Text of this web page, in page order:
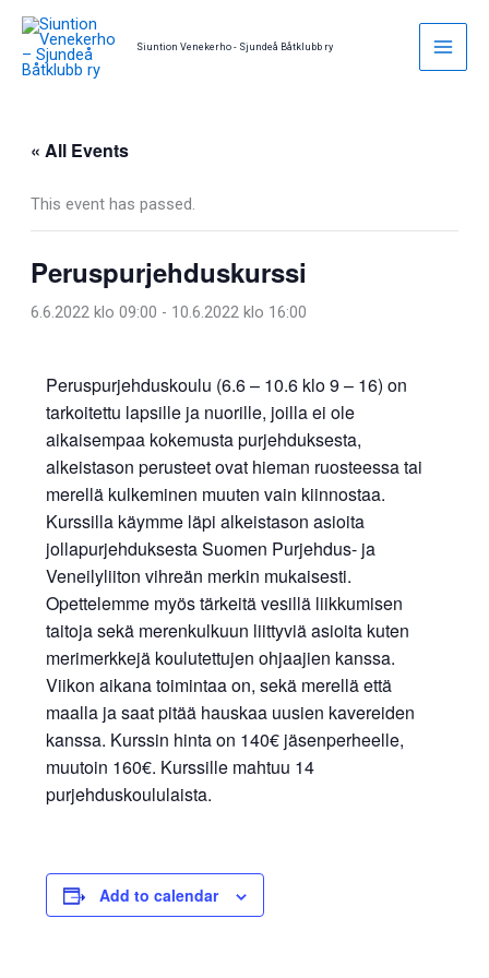
Skip
content
Siuntion Venekerho - Sjundeå Båtklubb ry
« All Events
This event has passed.
Peruspurjehduskurssi
6.6.2022 klo 09:00 - 10.6.2022 klo 16:00
Peruspurjehduskoulu (6.6 – 10.6 klo 9 – 16) on
tarkoitettu lapsille ja nuorille, joilla ei ole
aikaisempaa kokemusta purjehduksesta,
alkeistason perusteet ovat hieman ruosteessa tai
merellä kulkeminen muuten vain kiinnostaa.
Kurssilla käymme läpi alkeistason asioita
jollapurjehduksesta Suomen Purjehdus- ja
Veneilyliiton vihreän merkin mukaisesti.
Opettelemme myös tärkeitä vesillä liikkumisen
taitoja sekä merenkulkuun liittyviä asioita kuten
merimerkkejä koulutettujen ohjaajien kanssa.
Viikon aikana toimintaa on, sekä merellä että
maalla ja saat pitää hauskaa uusien kavereiden
kanssa. Kurssin hinta on 140€ jäsenperheelle,
muutoin 160€. Kurssille mahtuu 14
purjehduskoululaista.
Add to calendar